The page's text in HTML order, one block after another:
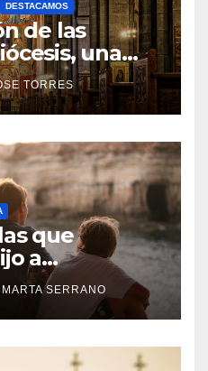
Y
C
O
M
N
T
A
R
I
O
S
DESTACAMOS
de las
una
el futuro de
TORRES
N
O
H
A
Y
que
a
MARTA SERRANO
N
O